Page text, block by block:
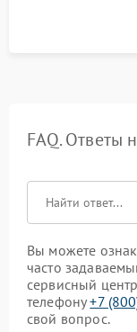
FAQ. Ответы
Вы можете
часто
сервисный
телефону+7
свой вопрос.